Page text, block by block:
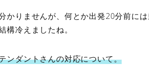
かりませんが、何とか出発20分前に
構冷えましたね。
ンダントさんの対応について。